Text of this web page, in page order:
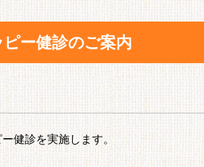
ー健診のご案内
健診を実施します。